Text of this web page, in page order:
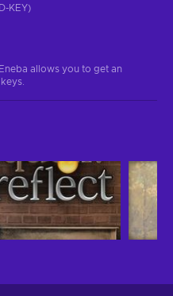
KEY)
allows you to get an